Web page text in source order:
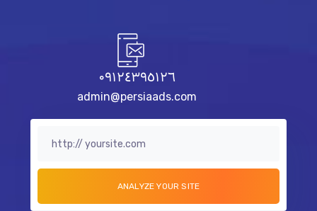
٠٩١٢٤٣٩٥١٢٦
admin@persiaads.com